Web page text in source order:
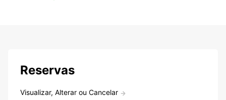
Reservas
Visualizar, Alterar ou Cancelar